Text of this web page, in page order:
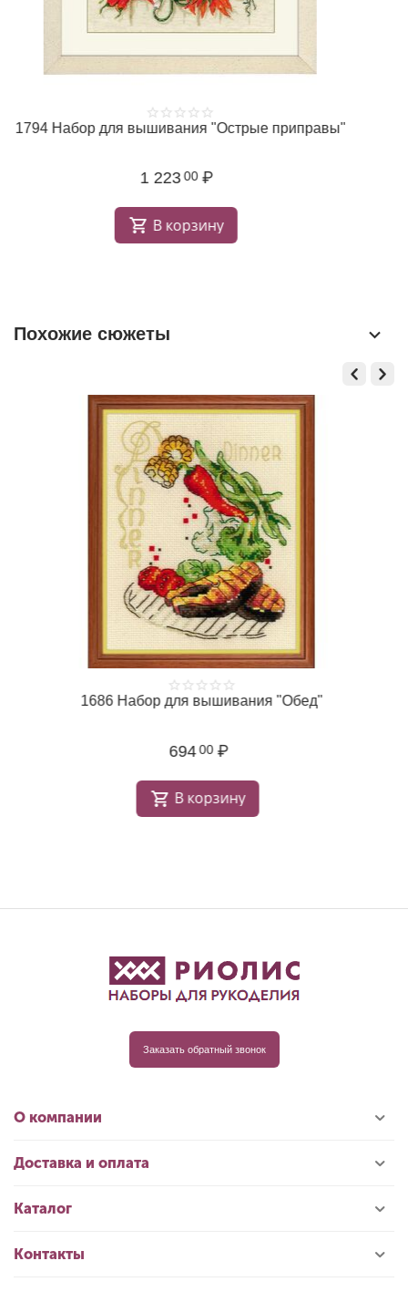
1794 Набор для вышивания "Острые приправы"
1 223 00
В корзину
Похожие сюжеты
1686 Набор для вышивания "Обед"
694 00 ₽
В корзину
Заказать обратный звонок
О компании
Доставка и оплата
Каталог
Контакты